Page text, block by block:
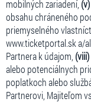
mobilných zariadení, (v)
obsahu chráneného
priemyselného
www.ticketportal.sk a/
Partnera k údajom, (viii)
alebo potenciálnych
poplatkoch alebo
Partnerovi, Majiteľom